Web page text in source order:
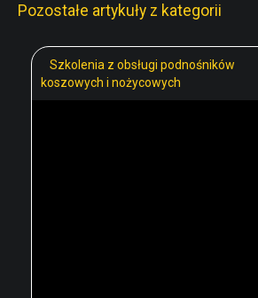
Pozostałe artykuły z kategorii
Szkolenia z obsługi podnośników
koszowych i nożycowych